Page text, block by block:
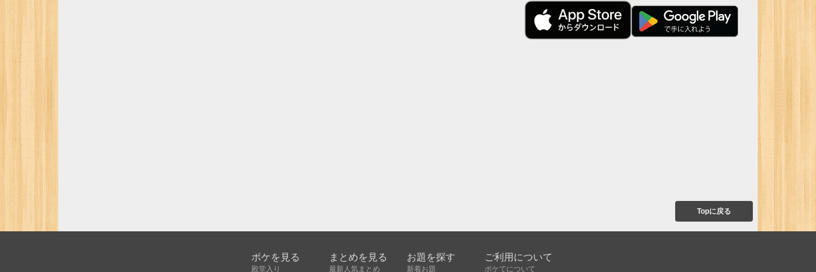
Topに戻る
ボケを見る
殿堂入り
まとめを見る
最新人気まとめ
お題を探す
新着お題
ご利用について
ボケてについて